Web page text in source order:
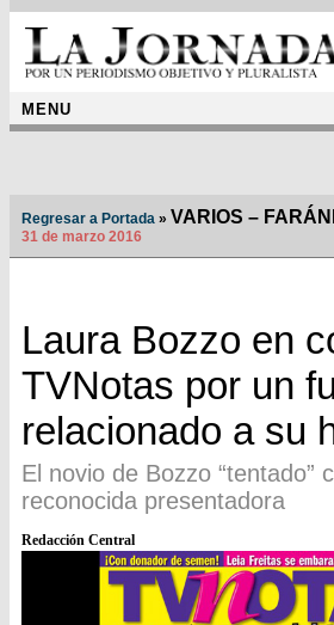
MENU
Regresar a Portada » VARIOS –
31 de marzo 2016
Laura Bozzo en
TVNotas por un
relacionado a su
El novio de Bozzo “tentado”
reconocida presentadora
Redacción Central